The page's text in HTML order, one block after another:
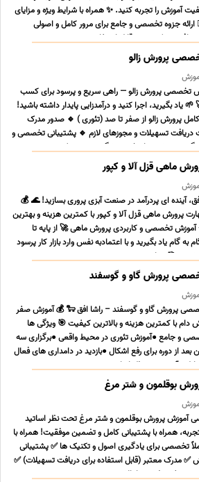
آموزش را تجربه کنید. ✨ همراه با شرایط ویژه و مزایای
بی نظیر 1⃣ ارائه جزوه تخصصی و جامع برای مرور کامل و اصولی
پرورش زالو
تخصصی پرورش زالو — راهی سریع و پرسود برای کسب
یاد بگیرید، اجرا کنید و درآمدزایی پایدار داشته باشید!
پرورش زالو از صفر تا صد (تئوری ) 🔹 صدور مدرک
تسهیلات و مجوزهای لازم 🔹 پشتیبانی تخصصی و
گروه پرسش و پاسخ همیشگی 🔹 سه جلس ... ...
ماهی قزل آلا و کپور
آینده ای پردرآمد در صنعت آبزی پروری بسازید! 🌊 💰
پرورش ماهی قزل آلا و کپور با کمترین هزینه و بهترین
تخصصی و کاربردی پرورش ماهی 🚀 از پایه تا
به گام یاد بگیرید و با اعتمادبه نفس وارد بازار کار پرسود
شوید. 🎯 چرا دوره ... ...
پرورش گاو و گوسفند
پرورش گاو و گوسفند – راشا افق 🐑 💰 آموزش صفر
دام با کمترین هزینه و بالاترین کیفیت 🎯 ویژگی ها
و جامع ●آموزش تئوری در محیط واقعی ●برگزاری سه
بعد از دوره برای رفع اشکال ●بازدید در دامداری های فعال
●آموزش زیر نظر اساتید م ... ...
بوقلمون و شتر مرغ
آموزش پرورش بوقلمون و شتر مرغ تحت نظر اساتید
همراه با پشتیبانی کامل و تضمین موفقیت! همراه با
تخصصی برای یادگیری اصول و تکنیک ها ✅ پشتیبانی
✅ مدرک معتبر (قابل استفاده برای دریافت تسهیلات) ✅
و غیرحضوری با بالاترین ... ...